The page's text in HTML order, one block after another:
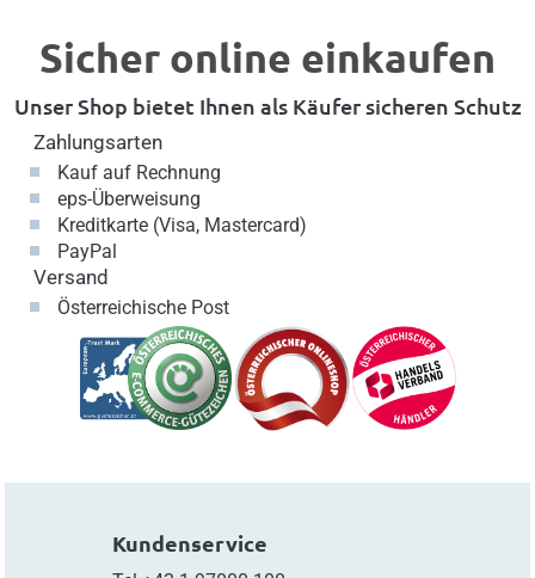
Sicher online einkaufen
Unser Shop bietet Ihnen als Käufer sicheren Schutz
Zahlungsarten
Kauf auf Rechnung
eps-Überweisung
Kreditkarte (Visa, Mastercard)
PayPal
Versand
Österreichische Post
Kundenservice